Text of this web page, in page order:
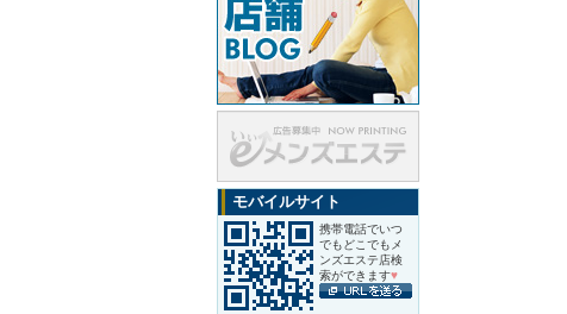
モバイルサイト
携帯電話でいつ
でもどこでもメ
ンズエステ店検
索ができます♥